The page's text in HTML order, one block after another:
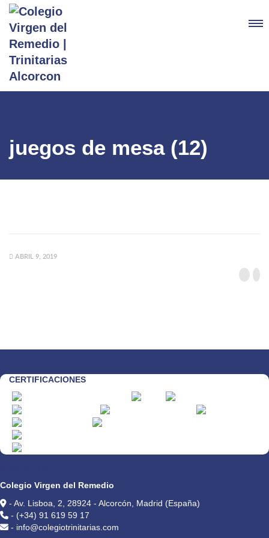
juegos de mesa (12)
ABRIL 9, 2019
CERTIFICACIONES
Colegio Virgen del Remedio
- Av. Lisboa, 2, 28924 - Alcorcón, Madrid (España)
- (+34) 91 619 59 17
- info@colegiotrinitarias.com